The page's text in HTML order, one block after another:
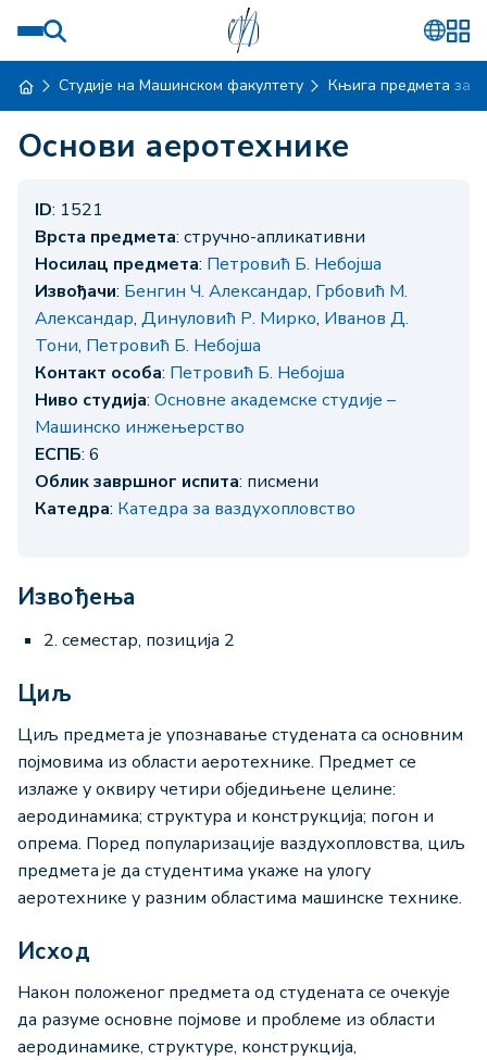
Студије на Машинском факултету Књига предмета за
Основи аеротехнике
ID: 1521
Врста предмета: стручно-апликативни
Носилац предмета: Петровић Б. Небојша
Извођачи: Бенгин Ч. Александар, Грбовић М.
Александар, Динуловић Р. Мирко, Иванов Д.
Тони, Петровић Б. Небојша
Контакт особа: Петровић Б. Небојша
Ниво студија: Основне академске студије –
Машинско инжењерство
ЕСПБ: 6
Облик завршног испита: писмени
Катедра: Катедра за ваздухопловство
Извођења
2. семестар, позиција 2
Циљ
Циљ предмета је упознавање студената са основним
појмовима из области аеротехнике. Предмет се
излаже у оквиру четири обједињене целине:
аеродинамика; структура и конструкција; погон и
опрема. Поред популаризације ваздухопловства, циљ
предмета је да студентима укаже на улогу
аеротехнике у разним областима машинске технике.
Исход
Након положеног предмета од студената се очекује
да разуме основне појмове и проблеме из области
аеродинамике, структуре, конструкција,